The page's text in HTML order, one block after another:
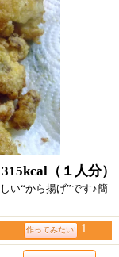
315kcal （１人分）
い“から揚げ”です♪簡
作ってみたい! 1